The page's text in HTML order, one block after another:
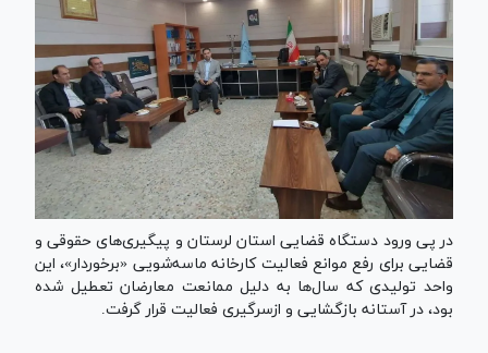
در پی ورود دستگاه قضایی استان لرستان و پیگیری‌های حقوقی و
قضایی برای رفع موانع فعالیت کارخانه ماسه‌شویی «برخوردار»، این
واحد تولیدی که سال‌ها به دلیل ممانعت معارضان تعطیل شده
بود، در آستانه بازگشایی و ازسرگیری فعالیت قرار گرفت.